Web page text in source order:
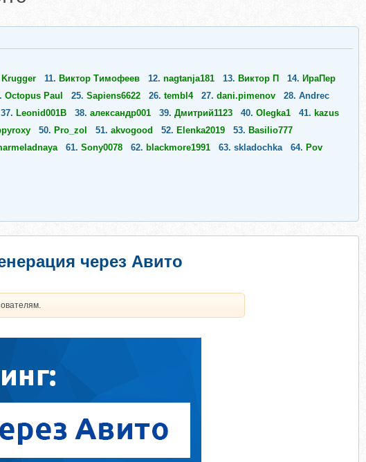
Krugger 11. Виктор Тимофеев 12. nagtanja181 13. Виктор П 14. ИраПер
Octopus Paul 25. Sapiens6622 26. tembl4 27. dani.pimenov 28. Andrec
37. Leonid001B 38. александр001 39. Дмитрий1123 40. Olegka1 41. kazus
50. Pro_zol 51. akvogood 52. Elenka2019 53. Basilio777
61. Sony0078 62. blackmore1991 63. skladochka 64. Pov
через Авито